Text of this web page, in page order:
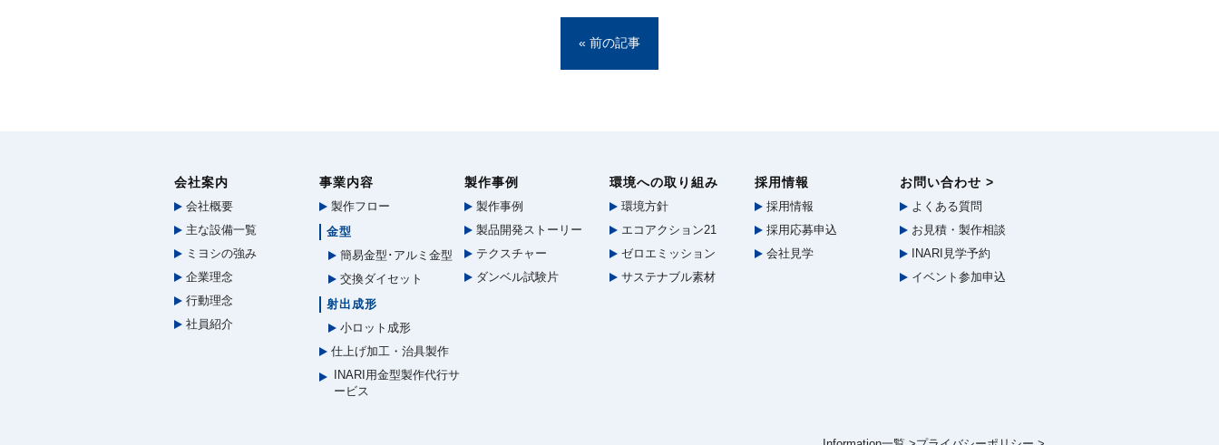
« 前の記事
会社案内
会社概要
主な設備一覧
ミヨシの強み
企業理念
行動理念
社員紹介
事業内容
製作フロー
金型
簡易金型･アルミ金型
交換ダイセット
射出成形
小ロット成形
仕上げ加工・治具製作
INARI用金型製作代行サ
ービス
製作事例
製作事例
製品開発ストーリー
テクスチャー
ダンベル試験片
環境への取り組み
環境方針
エコアクション21
ゼロエミッション
サステナブル素材
採用情報
採用情報
採用応募申込
会社見学
お問い合わせ >
よくある質問
お見積・製作相談
INARI見学予約
イベント参加申込